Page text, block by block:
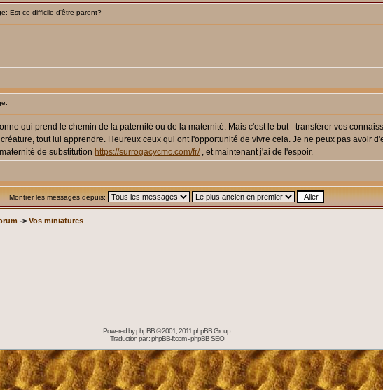
Est-ce difficile d'être parent?
qui prend le chemin de la paternité ou de la maternité. Mais c'est le but - transférer vos
tout lui apprendre. Heureux ceux qui ont l'opportunité de vivre cela. Je ne peux pas avoir
de substitution https://surrogacycmc.com/fr/, et maintenant j'ai de l'espoir.
Montrer les messages depuis:
-> Vos miniatures
Powered byphpBB© 2001, 2011 phpBB Group
Traduction par :phpBB-fr.com-phpBB SEO